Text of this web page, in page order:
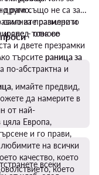
рамо.
само за правилното
– отново
и двете презрамки
търсите раница за
по-абстрактна и
също не са за
размери и
, и след това се
, имайте предвид,
да намерите в
от най-
цяла Европа,
и го прави,
на всички
качество, което
което
всеки